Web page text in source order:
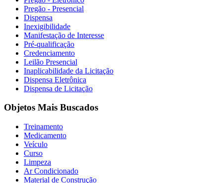
Pregão - Presencial
Dispensa
Inexigibilidade
Manifestação de Interesse
Pré-qualificação
Credenciamento
Leilão Presencial
Inaplicabilidade da Licitação
Dispensa Eletrônica
Dispensa de Licitação
Objetos Mais Buscados
Treinamento
Medicamento
Veículo
Curso
Limpeza
Ar Condicionado
Material de Construção